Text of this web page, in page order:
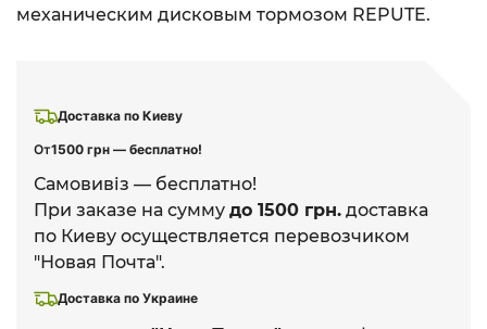
Доставка по Киеву
От1500 грн — бесплатно!
Самовивіз — бесплатно!
При заказе на сумму до 1500 грн. доставка
по Киеву осуществляется перевозчиком
"Новая Почта".
Доставка по Украине
механическим дисковым тормозом REPUTE.